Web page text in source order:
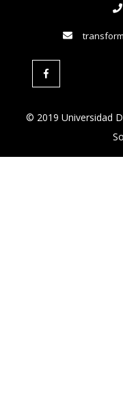
© 2019 Universidad